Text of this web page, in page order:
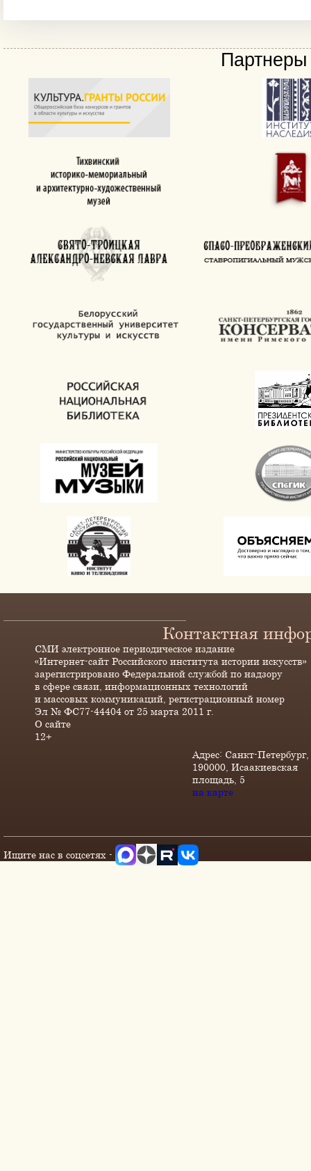
Партнеры
Контактная
СМИ электронное периодическое издание
«Интернет-сайт Российского института истории искусств»
зарегистрировано Федеральной службой по надзору
в сфере связи, информационных технологий
и массовых коммуникаций, регистрационный номер
Эл № ФС77-44404 от 25 марта 2011 г.
О сайте
12+
Адрес: Санкт-Петербург,
190000, Исаакиевская
площадь, 5
на карте
Ищите нас в соцсетях -